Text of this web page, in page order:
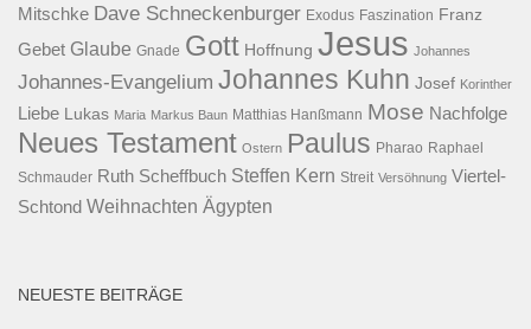
Mitschke Dave Schneckenburger Exodus Faszination Franz
Gebet Glaube Gnade Gott Hoffnung Jesus Johannes
Johannes-Evangelium Johannes Kuhn Josef Korinther
Liebe Lukas Maria Markus Baun Matthias Hanßmann Mose Nachfolge
Neues Testament Ostern Paulus Pharao Raphael
Schmauder Ruth Scheffbuch Steffen Kern Streit Versöhnung Viertel-
Schtond Weihnachten Ägypten
NEUESTE BEITRÄGE